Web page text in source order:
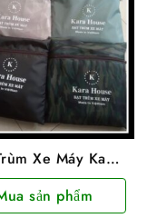
Xe Máy Kara
Vải Dù Cao Cấp
Hợp Mọi Loại Xe
sản phẩm